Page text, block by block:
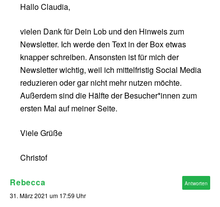
Hallo Claudia,
vielen Dank für Dein Lob und den Hinweis zum
Newsletter. Ich werde den Text in der Box etwas
knapper schreiben. Ansonsten ist für mich der
Newsletter wichtig, weil ich mittelfristig Social Media
reduzieren oder gar nicht mehr nutzen möchte.
Außerdem sind die Hälfte der Besucher*innen zum
ersten Mal auf meiner Seite.
Viele Grüße
Christof
Rebecca
31. März 2021 um 17:59 Uhr
Antworten